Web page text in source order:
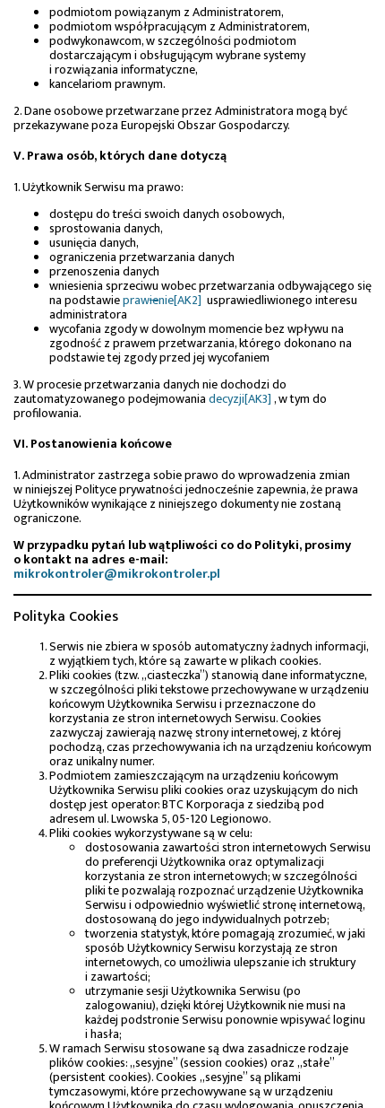
podmiotom powiązanym z Administratorem,
podmiotom współpracującym z Administratorem,
podwykonawcom, w szczególności podmiotom
dostarczającym i obsługującym wybrane systemy
i rozwiązania informatyczne,
kancelariom prawnym.
2. Dane osobowe przetwarzane przez Administratora mogą być
przekazywane poza Europejski Obszar Gospodarczy.
V. Prawa osób, których dane dotyczą
1. Użytkownik Serwisu ma prawo:
dostępu do treści swoich danych osobowych,
sprostowania danych,
usunięcia danych,
ograniczenia przetwarzania danych
przenoszenia danych
wniesienia sprzeciwu wobec przetwarzania odbywającego się
na podstawieprawienie[AK2] usprawiedliwionego interesu
administratora
wycofania zgody w dowolnym momencie bez wpływu na
zgodność z prawem przetwarzania, którego dokonano na
podstawie tej zgody przed jej wycofaniem
3. W procesie przetwarzania danych nie dochodzi do
zautomatyzowanego podejmowaniadecyzji[AK3],w tym do
profilowania.
VI. Postanowienia końcowe
1. Administrator zastrzega sobie prawo do wprowadzenia zmian
w niniejszej Polityce prywatności jednocześnie zapewnia, że prawa
Użytkowników wynikające z niniejszego dokumenty nie zostaną
ograniczone.
W przypadku pytań lub wątpliwości co do Polityki, prosimy
o kontakt na adres e-mail:
mikrokontroler@mikrokontroler.pl
Polityka Cookies
Serwis nie zbiera w sposób automatyczny żadnych informacji,
z wyjątkiem tych, które są zawarte w plikach cookies.
Pliki cookies (tzw. „ciasteczka”) stanowią dane informatyczne,
w szczególności pliki tekstowe przechowywane w urządzeniu
końcowym Użytkownika Serwisu i przeznaczone do
korzystania ze stron internetowych Serwisu. Cookies
zazwyczaj zawierają nazwę strony internetowej, z której
pochodzą, czas przechowywania ich na urządzeniu końcowym
oraz unikalny numer.
Podmiotem zamieszczającym na urządzeniu końcowym
Użytkownika Serwisu pliki cookies oraz uzyskującym do nich
dostęp jest operator: BTC Korporacja z siedzibą pod
adresem ul. Lwowska 5, 05-120 Legionowo.
Pliki cookies wykorzystywane są w celu:
dostosowania zawartości stron internetowych Serwisu
do preferencji Użytkownika oraz optymalizacji
korzystania ze stron internetowych; w szczególności
pliki te pozwalają rozpoznać urządzenie Użytkownika
Serwisu i odpowiednio wyświetlić stronę internetową,
dostosowaną do jego indywidualnych potrzeb;
tworzenia statystyk, które pomagają zrozumieć, w jaki
sposób Użytkownicy Serwisu korzystają ze stron
internetowych, co umożliwia ulepszanie ich struktury
i zawartości;
utrzymanie sesji Użytkownika Serwisu (po
zalogowaniu), dzięki której Użytkownik nie musi na
każdej podstronie Serwisu ponownie wpisywać loginu
i hasła;
W ramach Serwisu stosowane są dwa zasadnicze rodzaje
plików cookies: „sesyjne” (session cookies) oraz „stałe”
(persistent cookies). Cookies „sesyjne” są plikami
tymczasowymi, które przechowywane są w urządzeniu